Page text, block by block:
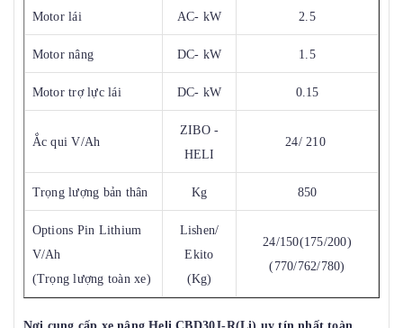
Motor lái AC- kW 2.5
Motor nâng DC- kW 1.5
Motor trợ lực lái DC- kW 0.15
Ắc qui V/Ah
ZIBO -
HELI
24/ 210
Trọng lượng bản thân Kg 850
Options Pin Lithium
V/Ah
(Trọng lượng toàn xe)
Lishen/
Ekito
(Kg)
24/150(175/200)
(770/762/780)